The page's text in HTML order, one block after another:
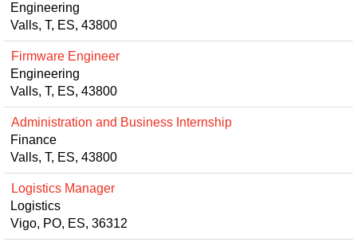
Engineering
Valls, T, ES, 43800
Firmware Engineer
Engineering
Valls, T, ES, 43800
Administration and Business Internship
Finance
Valls, T, ES, 43800
Logistics Manager
Logistics
Vigo, PO, ES, 36312